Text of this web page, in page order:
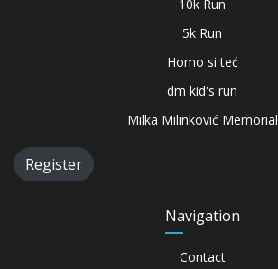
10k Run
5k Run
Homo si teć
dm kid's run
Milka Milinković Memorial
Register
Navigation
Contact